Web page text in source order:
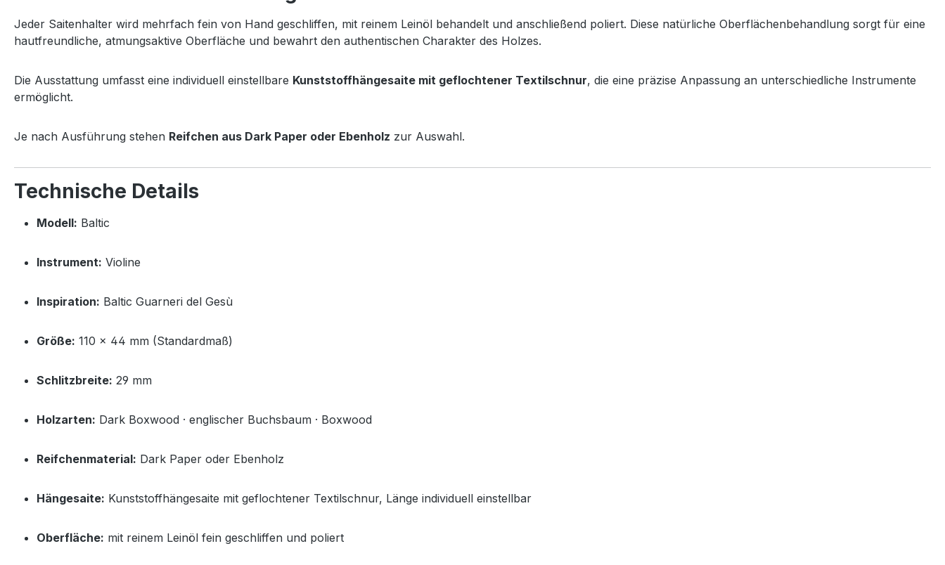
Jeder Saitenhalter wird mehrfach fein von Hand geschliffen, mit reinem Leinöl behandelt und anschließend poliert. Diese natürliche Oberflächenbehandlung sorgt für eine
hautfreundliche, atmungsaktive Oberfläche und bewahrt den authentischen Charakter des Holzes.
Die Ausstattung umfasst eine individuell einstellbare Kunststoffhängesaite mit geflochtener Textilschnur, die eine präzise Anpassung an unterschiedliche Instrumente
ermöglicht.
Je nach Ausführung stehen Reifchen aus Dark Paper oder Ebenholz zur Auswahl.
Technische Details
Modell: Baltic
Instrument: Violine
Inspiration: Baltic Guarneri del Gesù
Größe: 110 × 44 mm (Standardmaß)
Schlitzbreite: 29 mm
Holzarten: Dark Boxwood · englischer Buchsbaum · Boxwood
Reifchenmaterial: Dark Paper oder Ebenholz
Hängesaite: Kunststoffhängesaite mit geflochtener Textilschnur, Länge individuell einstellbar
Oberfläche: mit reinem Leinöl fein geschliffen und poliert